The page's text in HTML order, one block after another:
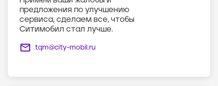
предложения по улучшению
сервиса, сделаем все, чтобы
Ситимобил стал лучше.
tqm@city-mobil.ru